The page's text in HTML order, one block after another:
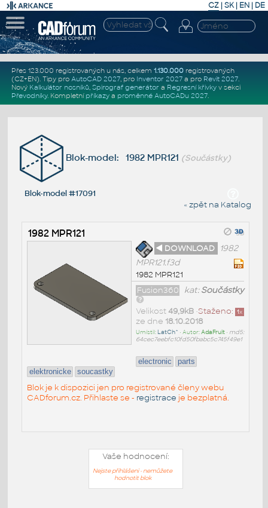
CZ | SK| EN | DE
Přes 123.000 registrovaných u nás, celkem 1.130.000registrovaných
(CZ+EN). Tipy pro AutoCAD 2027, pro Inventor 2027a pro Revit 2027.
Nový Kalkulátor nosníků, Spirograf generátor a Regresní křivkyv sekci
Převodníky. Kompletní příkazya proměnné AutoCADu 2027.
Blok-model: 1982 MPR121 (Součástky)
Blok-model #17091
« zpět na Katalog
1982 MPR121
◄ DOWNLOAD
1982
MPR121.f3d
1982 MPR121
kat:Součástky
Fusion360
Staženo: 1x
Velikost 49,9kB•
ze dne 18.10.2018
Umístil: LatCh^ • Autor:AdaFruit• md5:
64cec7eebfc10fd50fbabc5c745f49e1
electronic
parts
elektronicke
soucastky
Blok je k dispozici jen pro registrované členy webu
CADforum.cz. Přihlaste se - registrace je bezplatná.
Vaše hodnocení:
Nejste přihlášeni - nemůžete
hodnotit blok